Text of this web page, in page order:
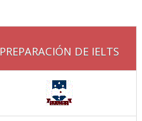
PREPARACIÓN DE IELTS